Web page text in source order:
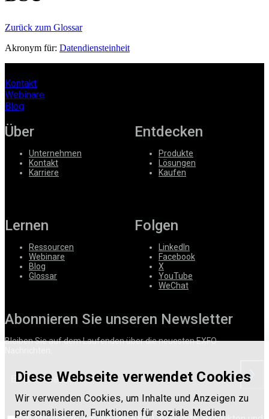
Diese Webseite verwendet Cookies
Wir verwenden Cookies, um Inhalte und Anzeigen zu
personalisieren, Funktionen für soziale Medien
Suppliers
Zurück zum Glossar
Akronym für: Datendiensteinheit
Kontakt
Webinare
Blog
Über
Unternehmen
Kontakt
Karriere
Entdecken
Produkte
Lösungen
Kaufen
Lernen
Ressourcen
Webinare
Blog
Glossar
Folgen
LinkedIn
Facebook
X
YouTube
WeChat
Abonnieren Sie unseren Newsletter
Bleiben Sie auf dem Laufenden über die neuesten EXFO-